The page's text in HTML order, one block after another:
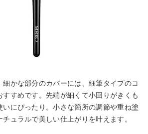
細かな部分のカバーには、細筆タイプのコ
すすめです。先端が細くて小回りがきくも
にぴったり。小さな箇所の調節や重ね塗
ュラルで美しい仕上がりを叶えます。